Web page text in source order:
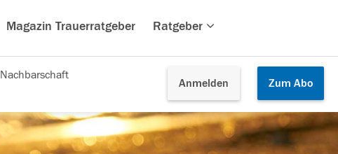
Magazin Trauerratgeber Ratgeber
Anmelden Zum Abo
Nachbarschaft